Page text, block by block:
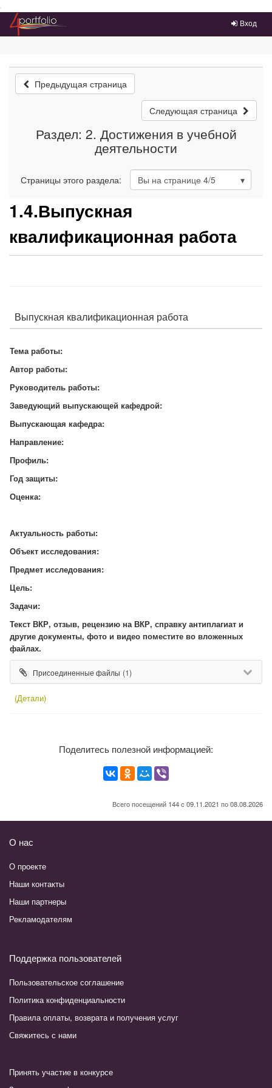
Преейти на главное меню
Вход
Предыдущая страница
Следующая страница
Раздел: 2. Достижения в учебной
деятельности
Страницы этого раздела: Вы на странице 4/5
1.4.Выпускная
квалификационная работа
Выпускная квалификационная работа
Тема работы:
Автор работы:
Руководитель работы:
Заведующий выпускающей кафедрой:
Выпускающая кафедра:
Направление:
Профиль:
Год защиты:
Оценка:
Актуальность работы:
Объект исследования:
Предмет исследования:
Цель:
Задачи:
Текст ВКР, отзыв, рецензию на ВКР, справку антиплагиат и
другие документы, фото и видео поместите во вложенных
файлах.
Присоединенные файлы (1)
(Детали)
Поделитесь полезной информацией:
Всего посещений 144 с 09.11.2021 по 08.08.2026
О нас
О проекте
Наши контакты
Наши партнеры
Рекламодателям
Поддержка пользователей
Пользовательское соглашение
Политика конфиденциальности
Правила оплаты, возврата и получения услуг
Свяжитесь с нами
Принять участие в конкурсе